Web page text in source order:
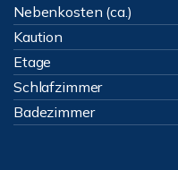
Nebenkosten (ca.)
Kaution
Etage
Schlafzimmer
Badezimmer